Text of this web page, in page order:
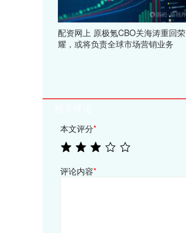
配资网上 原极氪CBO关海涛重回荣
耀，或将负责全球市场营销业务
本文评分*
评论内容*